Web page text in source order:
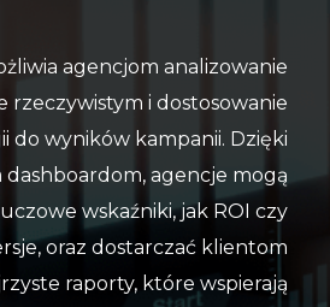
agencjom analizowanie
rzeczywistym i dostosowanie
do wyników kampanii. Dzięki
agencje mogą
wskaźniki, jak ROI czy
oraz dostarczać klientom
raporty, które wspierają